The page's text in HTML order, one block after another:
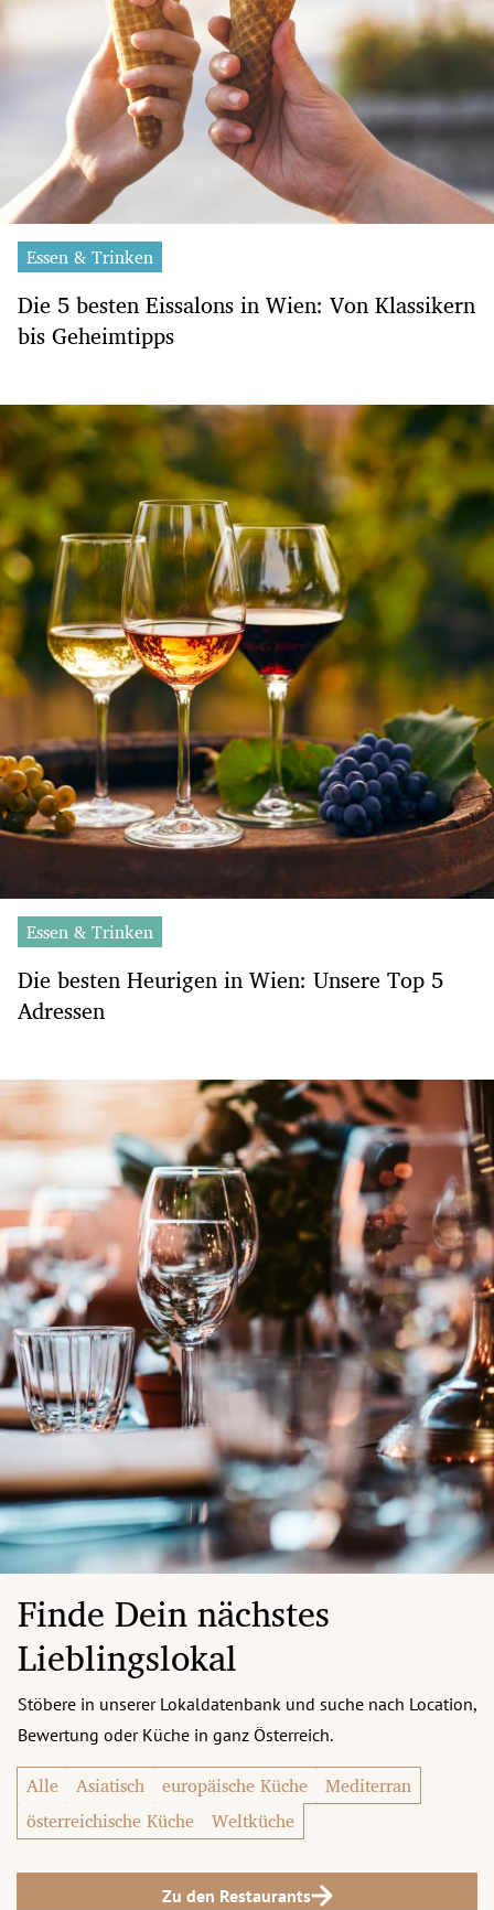
Essen & Trinken
Die 5 besten Eissalons in Wien: Von Klassikern
bis Geheimtipps
Essen & Trinken
Die besten Heurigen in Wien: Unsere Top 5
Adressen
Finde Dein nächstes
Lieblingslokal
Stöbere in unserer Lokaldatenbank und suche nach Location,
Bewertung oder Küche in ganz Österreich.
Alle Asiatisch europäische Küche
Mediterran
österreichische Küche
Weltküche
Zu den Restaurants